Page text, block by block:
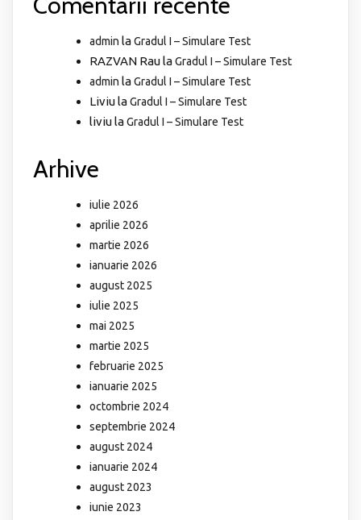
admin laGradul I – Simulare Test
RAZVAN RaulaGradul I – Simulare Test
admin laGradul I – Simulare Test
LiviulaGradul I – Simulare Test
liviulaGradul I – Simulare Test
Arhive
iulie 2026
aprilie 2026
martie 2026
ianuarie 2026
august 2025
iulie 2025
mai 2025
martie 2025
februarie 2025
ianuarie 2025
octombrie 2024
septembrie 2024
august 2024
ianuarie 2024
august 2023
iunie 2023